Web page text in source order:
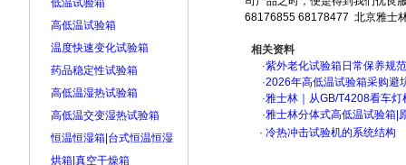
低温试验箱
高低温试验箱
温度快速变化试验箱
药品稳定性试验箱
高低温湿热试验箱
高低温交变湿热试验箱
恒温恒湿箱|台式恒温恒湿
烘箱|真空干燥箱
68176855 68178477 北京雅士
相关资料
·紫外老化试验箱日常保养规范
·2026年高低温试验箱采购
·雅士林｜从GB/T4208看车
·雅士林分体式高低温试验箱|
· 冷热冲击试验机的系统结构